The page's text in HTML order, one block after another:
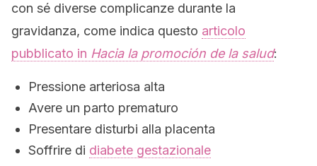
con sé diverse complicanze durante la
gravidanza, come indica questo articolo
pubblicato in Hacia la promoción de la salud:
Pressione arteriosa alta
Avere un parto prematuro
Presentare disturbi alla placenta
Soffrire di diabete gestazionale